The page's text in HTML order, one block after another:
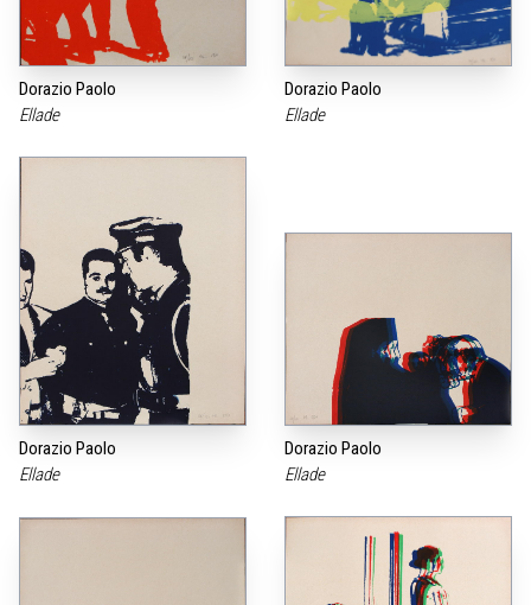
Dorazio Paolo
Ellade
Dorazio Paolo
Ellade
Dorazio Paolo
Ellade
Dorazio Paolo
Ellade